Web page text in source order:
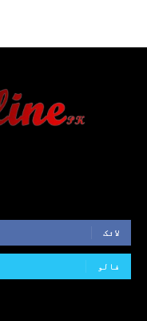
لائک
فالو